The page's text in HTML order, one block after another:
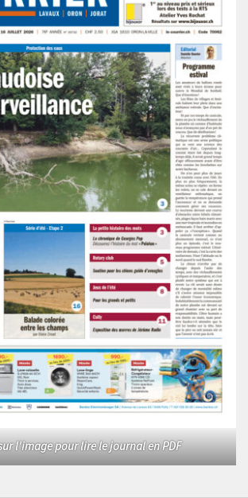
l'image pour lire le journal en PDF